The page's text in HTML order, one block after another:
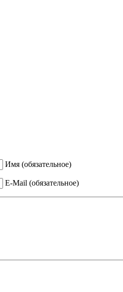
Имя (обязательное)
E-Mail (обязательное)